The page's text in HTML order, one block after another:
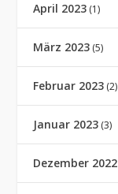
April 2023 (1)
März 2023 (5)
Februar 2023 (2)
Januar 2023 (3)
Dezember 2022